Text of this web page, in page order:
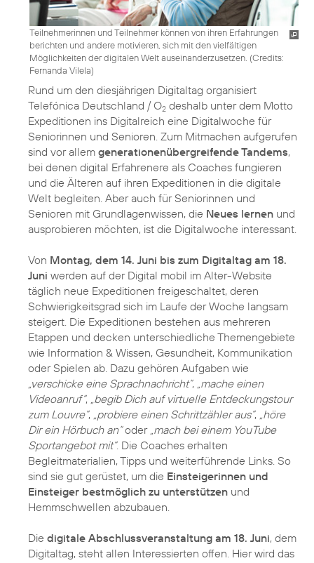
Teilnehmerinnen und Teilnehmer können von ihren Erfahrungen
berichten und andere motivieren, sich mit den vielfältigen
Möglichkeiten der digitalen Welt auseinanderzusetzen. (Credits:
Fernanda Vilela)
Rund um den diesjährigen Digitaltag organisiert
Telefónica Deutschland / O2 deshalb unter dem Motto
Expeditionen ins Digitalreich eine Digitalwoche für
Seniorinnen und Senioren. Zum Mitmachen aufgerufen
sind vor allem generationenübergreifende Tandems,
bei denen digital Erfahrenere als Coaches fungieren
und die Älteren auf ihren Expeditionen in die digitale
Welt begleiten. Aber auch für Seniorinnen und
Senioren mit Grundlagenwissen, die Neues lernen und
ausprobieren möchten, ist die Digitalwoche interessant.
Von Montag, dem 14. Juni bis zum Digitaltag am 18.
Juni werden auf der Digital mobil im Alter-Website
täglich neue Expeditionen freigeschaltet, deren
Schwierigkeitsgrad sich im Laufe der Woche langsam
steigert. Die Expeditionen bestehen aus mehreren
Etappen und decken unterschiedliche Themengebiete
wie Information & Wissen, Gesundheit, Kommunikation
oder Spielen ab. Dazu gehören Aufgaben wie
„verschicke eine Sprachnachricht“, „mache einen
Videoanruf“, „begib Dich auf virtuelle Entdeckungstour
zum Louvre“, „probiere einen Schrittzähler aus“, „höre
Dir ein Hörbuch an“oder „mach bei einem YouTube
Sportangebot mit“. Die Coaches erhalten
Begleitmaterialien, Tipps und weiterführende Links. So
sind sie gut gerüstet, um die Einsteigerinnen und
Einsteiger bestmöglich zu unterstützen und
Hemmschwellen abzubauen.
Die digitale Abschlussveranstaltung am 18. Juni, dem
Digitaltag, steht allen Interessierten offen. Hier wird das